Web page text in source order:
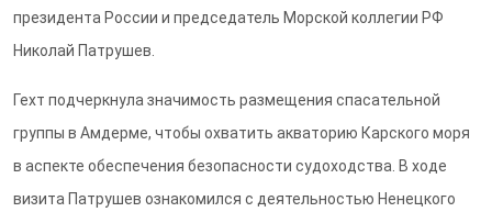
президента России и председатель Морской коллегии РФ
Николай Патрушев.
Гехт подчеркнула значимость размещения спасательной
группы в Амдерме, чтобы охватить акваторию Карского моря
в аспекте обеспечения безопасности судоходства. В ходе
визита Патрушев ознакомился с деятельностью Ненецкого